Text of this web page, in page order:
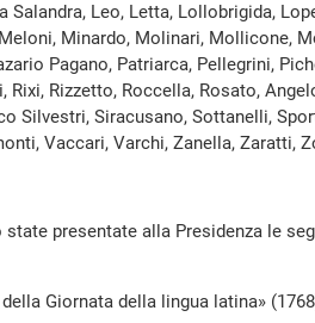
Salandra, Leo, Letta, Lollobrigida,
Minardo, Molinari, Mollicone,
Pagano, Patriarca, Pellegrini,
Rixi, Rizzetto, Roccella, Rosato,
Silvestri, Siracusano, Sottanelli,
Vaccari, Varchi, Zanella, Zaratti,
presentate alla Presidenza le
Giornata della lingua latina»